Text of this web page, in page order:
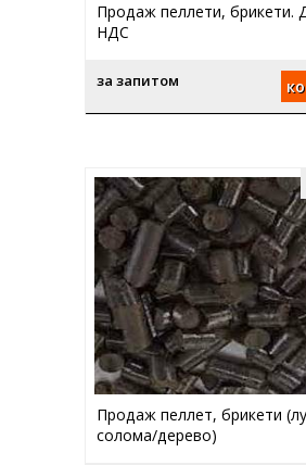
Продаж пеллети, брикети.
НДС
за запитом
Продаж пеллет, брикети
солома/дерево)